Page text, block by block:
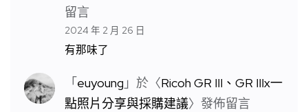
留言
2024 年 2 月 26 日
有那味了
「euyoung 」於〈Ricoh GR III、GR IIIx一
點照片分享與採購建議〉發佈留言